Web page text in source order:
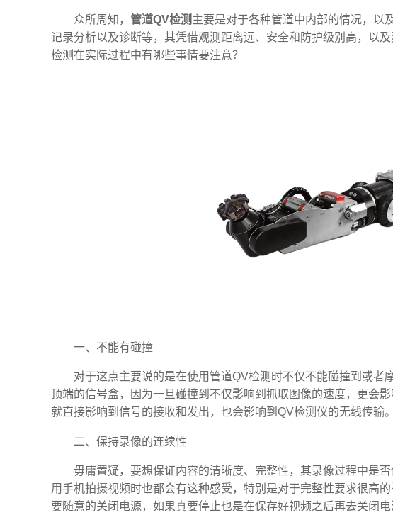
众所周知， 管道QV检测主要是对于各种管道中内部的情况，以
记录分析以及诊断等，其凭借观测距离远、安全和防护级别高，以
检测在实际过程中有哪些事情要注意？
一、不能有碰撞
对于这点主要说的是在使用管道QV检测时不仅不能碰撞到或者
顶端的信号盒，因为一旦碰撞到不仅影响到抓取图像的速度，更会
就直接影响到信号的接收和发出，也会影响到QV检测仪的无线传输。
二、保持录像的连续性
毋庸置疑，要想保证内容的清晰度、完整性，其录像过程中是
用手机拍摄视频时也都会有这种感受，特别是对于完整性要求很高
要随意的关闭电源，如果真要停止也是在保存好视频之后再去关闭电